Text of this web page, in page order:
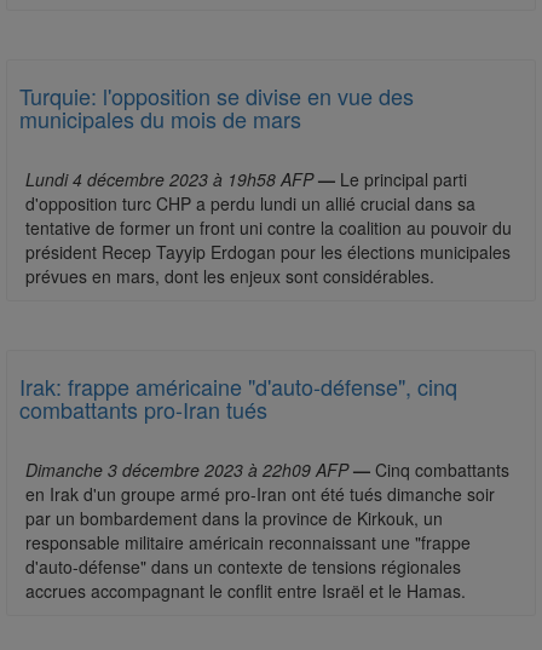
Turquie: l'opposition se divise en vue des
municipales du mois de mars
Lundi 4 décembre 2023 à 19h58 AFP — Le principal parti
d'opposition turc CHP a perdu lundi un allié crucial dans sa
tentative de former un front uni contre la coalition au pouvoir du
président Recep Tayyip Erdogan pour les élections municipales
prévues en mars, dont les enjeux sont considérables.
Irak: frappe américaine "d'auto-défense", cinq
combattants pro-Iran tués
Dimanche 3 décembre 2023 à 22h09 AFP — Cinq combattants
en Irak d'un groupe armé pro-Iran ont été tués dimanche soir
par un bombardement dans la province de Kirkouk, un
responsable militaire américain reconnaissant une "frappe
d'auto-défense" dans un contexte de tensions régionales
accrues accompagnant le conflit entre Israël et le Hamas.